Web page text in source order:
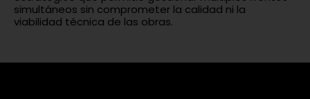
simultáneos sin comprometer la calidad ni la
viabilidad técnica de las obras.